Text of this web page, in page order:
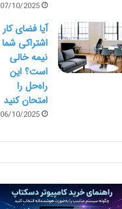
07/10/2025
آیا فضای کار
اشتراکی شما
نیمه‌ خالی
است؟ این
راه‌حل را
امتحان کنید
06/10/2025